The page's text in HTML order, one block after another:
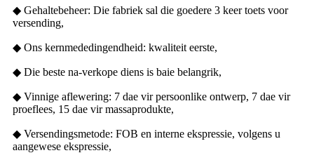
◆ Gehaltebeheer: Die fabriek sal die goedere 3 keer toets voor
versending,
◆ Ons kernmededingendheid: kwaliteit eerste,
◆ Die beste na-verkope diens is baie belangrik,
◆ Vinnige aflewering: 7 dae vir persoonlike ontwerp, 7 dae vir
proeflees, 15 dae vir massaprodukte,
◆ Versendingsmetode: FOB en interne ekspressie, volgens u
aangewese ekspressie,